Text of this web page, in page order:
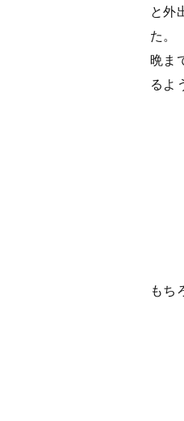
と外
た
晩ま
るよ
もち